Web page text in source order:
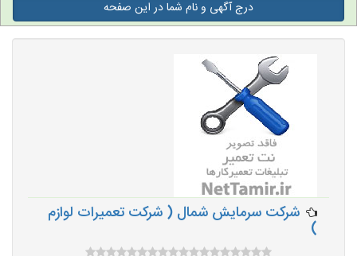
درج آگهی و نام شما در این صفحه
شرکت سرمایش شمال ( شرکت تعمیرات لوازم
)